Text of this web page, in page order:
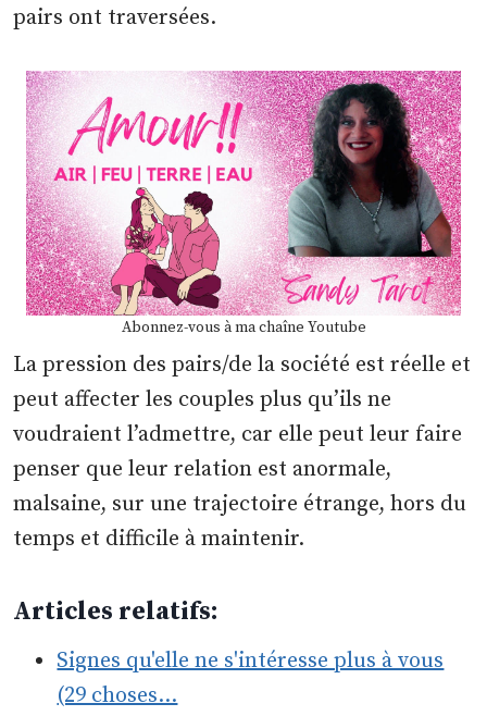
pairs ont traversées.
Abonnez-vous à ma chaîne Youtube
La pression des pairs/de la société est réelle et
peut affecter les couples plus qu’ils ne
voudraient l’admettre, car elle peut leur faire
penser que leur relation est anormale,
malsaine, sur une trajectoire étrange, hors du
temps et difficile à maintenir.
Articles relatifs:
Signes qu'elle ne s'intéresse plus à vous
(29 choses…